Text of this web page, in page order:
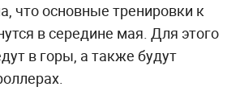
что основные тренировки к
в середине мая. Для этого
в горы, а также будут